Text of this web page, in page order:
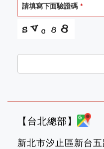
請填寫下面驗證碼 *
【台北總部】
新北市汐止區新台